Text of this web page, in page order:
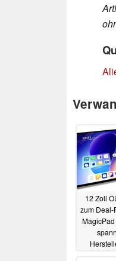
12 Zoll
zum Deal-